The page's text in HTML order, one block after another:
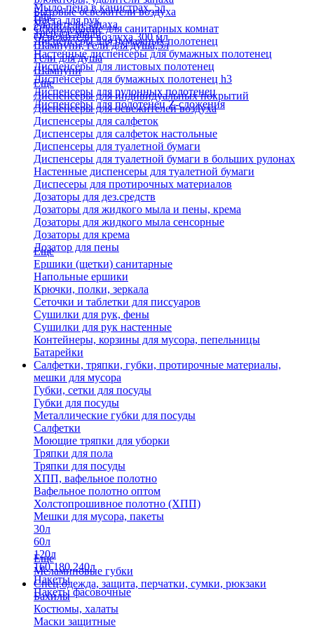
Мыло-пена в канистрах, 5л
Паста для рук
Твердое мыло
Шампуни, гели для душа,5л
Гели для душа
Шампуни
Бытовые освежители воздуха
Удалители запаха
Освежители воздуха 300 мл
Еще
Оборудование для санитарных комнат
Диспенсеры для бумажных полотенец
Настенные диспенсеры для бумажных полотенец
Диспенсеры для листовых полотенец
Диспенсеры для бумажных полотенец h3
Диспенсеры для рулонных полотенец
Диспенсеры для полотенец Z-сложения
Еще
Диспенсеры для индивидуальных покрытий
Диспенсеры для освежителей воздуха
Диспенсеры для салфеток
Диспенсеры для салфеток настольные
Диспенсеры для туалетной бумаги
Диспенсеры для туалетной бумаги в больших рулонах
Настенные диспенсеры для туалетной бумаги
Диспесеры для протирочных материалов
Дозаторы для дез.средств
Дозаторы для жидкого мыла и пены, крема
Дозаторы для жидкого мыла сенсорные
Дозаторы для крема
Дозатор для пены
Еще
Ершики (щетки) санитарные
Напольные ершики
Крючки, полки, зеркала
Сеточки и таблетки для писсуаров
Сушилки для рук, фены
Сушилки для рук настенные
Контейнеры, корзины для мусора, пепельницы
Батарейки
Салфетки, тряпки, губки, протирочные материалы,
мешки для мусора
Губки, сетки для посуды
Губки для посуды
Металлические губки для посуды
Салфетки
Моющие тряпки для уборки
Тряпки для пола
Тряпки для посуды
ХПП, вафельное полотно
Вафельное полотно оптом
Холстопрошивное полотно (ХПП)
Мешки для мусора, пакеты
30л
60л
120л
160,180,240л
Пакеты
Пакеты фасовочные
Еще
Меламиновые губки
Спец.одежда, защита, перчатки, сумки, рюкзаки
Бахилы
Костюмы, халаты
Маски защитные